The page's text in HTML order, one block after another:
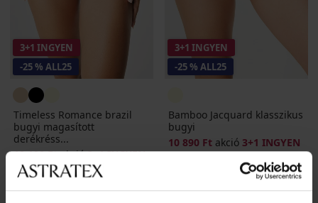
3+1 INGYEN
-25 % ALL25
Timeless Romance brazil
bugyi magasított
derékréss...
12 190 Ftakció 3+1 INGYEN
9 150 FtkódALL25
3+1 INGYEN
-25 % ALL25
Bamboo Jacquard klasszikus
bugyi
10 890 Ft akció 3+1 INGYEN